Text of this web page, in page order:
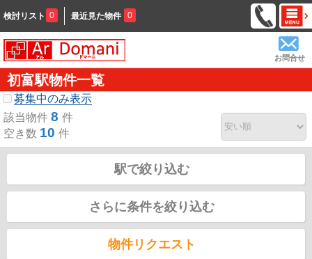
検討リスト 0 最近見た物件 0
お問合せ
初富駅物件一覧
募集中のみ表示
該当物件 8 件
空き数 10 件
駅で絞り込む
さらに条件を絞り込む
物件リクエスト